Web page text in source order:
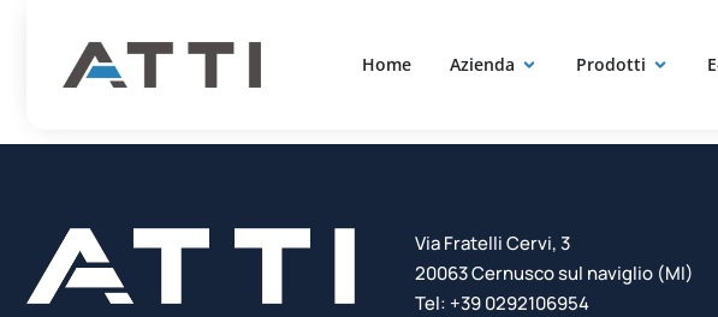
Home Azienda Prodotti
Precoppie e
Via Fratelli Cervi, 3
20063 Cernusco sul naviglio (MI)
Tel: +39 0292106954